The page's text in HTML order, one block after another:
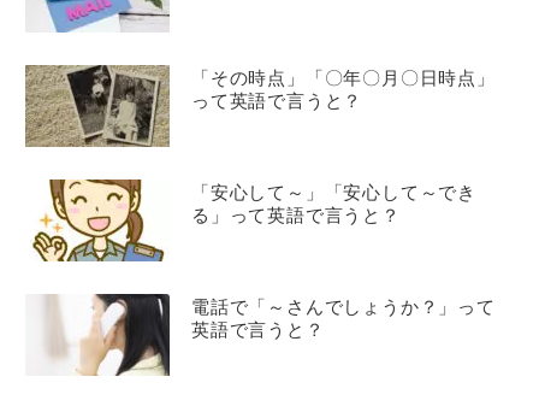
「その時点」「〇年〇月〇日時点」
って英語で言うと？
「安心して～」「安心して～でき
る」って英語で言うと？
電話で「～さんでしょうか？」って
英語で言うと？